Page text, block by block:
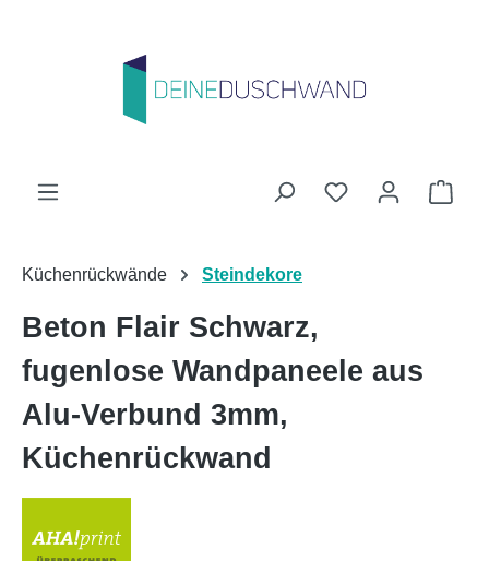
Du hast 0
Küchenrückwände Steindekore
Beton Flair Schwarz,
fugenlose Wandpaneele aus
Alu-Verbund 3mm,
Küchenrückwand